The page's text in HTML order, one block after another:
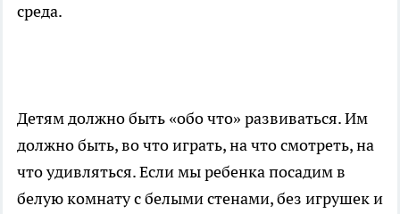
среда.
Детям должно быть «обо что» развиваться. Им
должно быть, во что играть, на что смотреть, на
что удивляться. Если мы ребенка посадим в
белую комнату с белыми стенами, без игрушек и